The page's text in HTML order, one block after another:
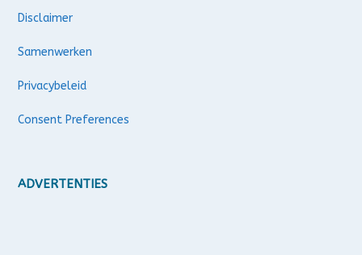
Disclaimer
Samenwerken
Privacybeleid
Consent Preferences
ADVERTENTIES